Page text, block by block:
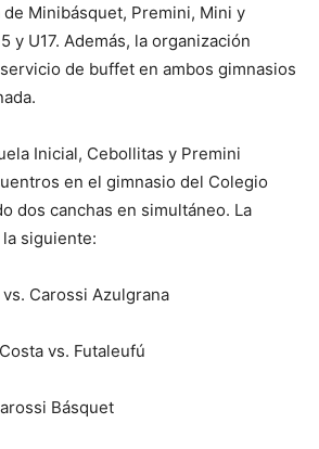
Minibásquet, Premini, Mini y
y U17. Además, la organización
de buffet en ambos gimnasios
Inicial, Cebollitas y Premini
en el gimnasio del Colegio
dos canchas en simultáneo. La
siguiente:
Carossi Azulgrana
vs. Futaleufú
Básquet